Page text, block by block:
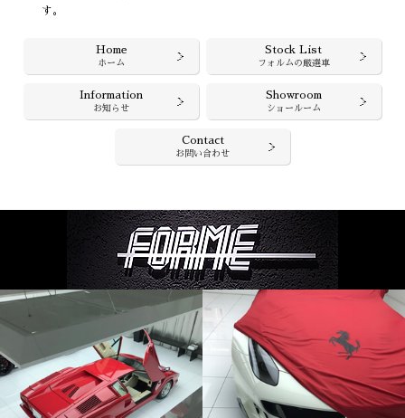
す。
Home
ホーム
Stock List
フォルムの厳選車
Information
お知らせ
Showroom
ショールーム
Contact
お問い合わせ